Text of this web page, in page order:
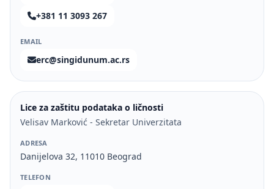
+381 11 3093 267
EMAIL
erc@singidunum.ac.rs
Lice za zaštitu podataka o ličnosti
Velisav Marković - Sekretar Univerzitata
ADRESA
Danijelova 32, 11010 Beograd
TELEFON